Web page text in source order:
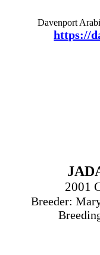
Davenport
https://
2001
Breeder: